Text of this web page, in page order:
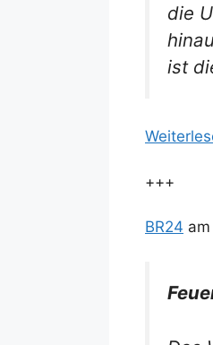
die
ist
+++
BR24